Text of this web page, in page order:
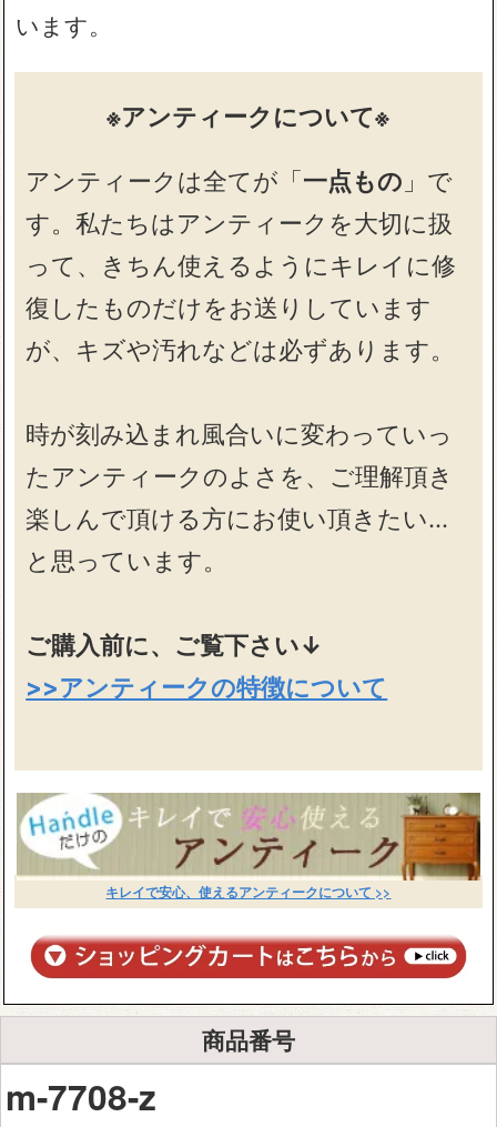
います。
※アンティークについて※
アンティークは全てが「一点もの 」で
す。私たちはアンティークを大切に扱
って、きちん使えるようにキレイに修
復したものだけをお送りしています
が、キズや汚れなどは必ずあります。
時が刻み込まれ風合いに変わっていっ
たアンティークのよさを、ご理解頂き
楽しんで頂ける方にお使い頂きたい…
と思っています。
ご購入前に、ご覧下さい↓
>>アンティークの特徴について
キレイで安心、使えるアンティークについて >>
商品番号
m-7708-z